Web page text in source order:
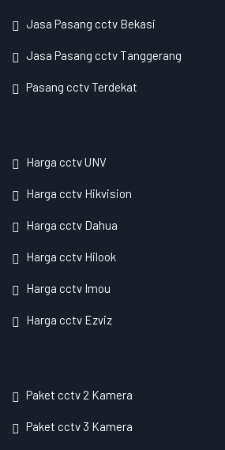
Jasa Pasang cctv Bekasi
Jasa Pasang cctv Tanggerang
Pasang cctv Terdekat
Harga cctv UNV
Harga cctv Hikvision
Harga cctv Dahua
Harga cctv Hilook
Harga cctv Imou
Harga cctv Ezviz
Paket cctv 2 Kamera
Paket cctv 3 Kamera